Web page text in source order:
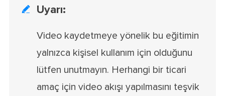
 Uyarı:
Video kaydetmeye yönelik bu eğitimin
yalnızca kişisel kullanım için olduğunu
lütfen unutmayın. Herhangi bir ticari
amaç için video akışı yapılmasını teşvik